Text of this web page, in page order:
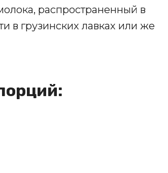
распространенный в
в грузинских лавках или же